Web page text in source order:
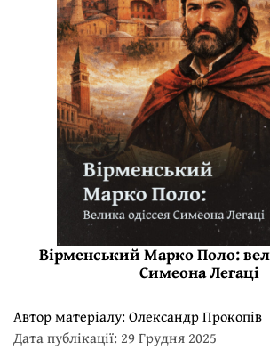
Вірменський Марко Поло:
Симеона Легаці
Автор матеріалу: Олександр Прокопів
Дата публікації: 29 Грудня 2025